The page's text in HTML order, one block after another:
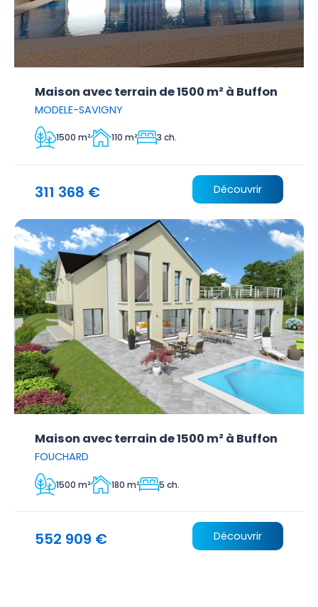
Maison avec terrain de 1500 m² à Buffon
MODELE-SAVIGNY
1500 m² 110 m² 3 ch.
311 368 € Découvrir
Maison avec terrain de 1500 m² à Buffon
FOUCHARD
1500 m² 180 m² 5 ch.
552 909 € Découvrir